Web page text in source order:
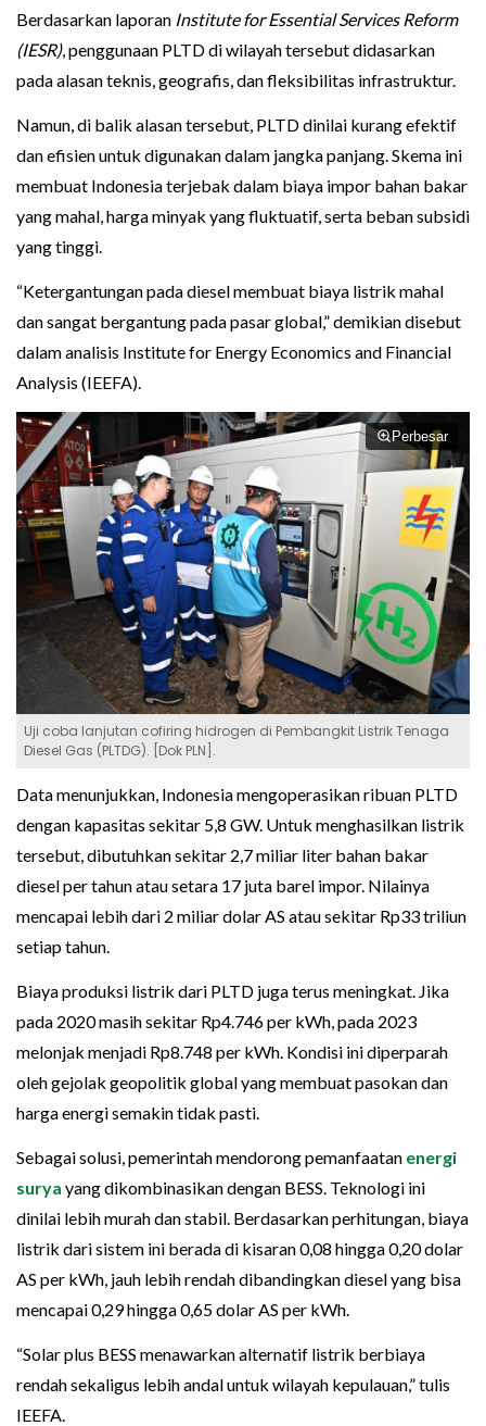
Berdasarkan laporan Institute for Essential Services Reform
(IESR), penggunaan PLTD di wilayah tersebut didasarkan
pada alasan teknis, geografis, dan fleksibilitas infrastruktur.
Namun, di balik alasan tersebut, PLTD dinilai kurang efektif
dan efisien untuk digunakan dalam jangka panjang. Skema ini
membuat Indonesia terjebak dalam biaya impor bahan bakar
yang mahal, harga minyak yang fluktuatif, serta beban subsidi
yang tinggi.
“Ketergantungan pada diesel membuat biaya listrik mahal
dan sangat bergantung pada pasar global,” demikian disebut
dalam analisis Institute for Energy Economics and Financial
Analysis (IEEFA).
Perbesar
Uji coba lanjutan cofiring hidrogen di Pembangkit Listrik Tenaga
Diesel Gas (PLTDG). [Dok PLN].
Data menunjukkan, Indonesia mengoperasikan ribuan PLTD
dengan kapasitas sekitar 5,8 GW. Untuk menghasilkan listrik
tersebut, dibutuhkan sekitar 2,7 miliar liter bahan bakar
diesel per tahun atau setara 17 juta barel impor. Nilainya
mencapai lebih dari 2 miliar dolar AS atau sekitar Rp33 triliun
setiap tahun.
Biaya produksi listrik dari PLTD juga terus meningkat. Jika
pada 2020 masih sekitar Rp4.746 per kWh, pada 2023
melonjak menjadi Rp8.748 per kWh. Kondisi ini diperparah
oleh gejolak geopolitik global yang membuat pasokan dan
harga energi semakin tidak pasti.
Sebagai solusi, pemerintah mendorong pemanfaatan energi
surya yang dikombinasikan dengan BESS. Teknologi ini
dinilai lebih murah dan stabil. Berdasarkan perhitungan, biaya
listrik dari sistem ini berada di kisaran 0,08 hingga 0,20 dolar
AS per kWh, jauh lebih rendah dibandingkan diesel yang bisa
mencapai 0,29 hingga 0,65 dolar AS per kWh.
“Solar plus BESS menawarkan alternatif listrik berbiaya
rendah sekaligus lebih andal untuk wilayah kepulauan,” tulis
IEEFA.